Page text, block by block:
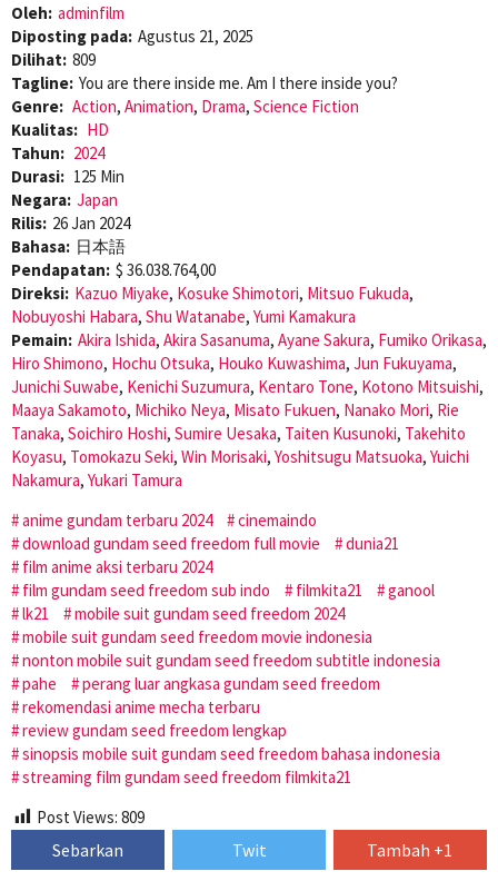
Oleh: adminfilm
Diposting pada: Agustus 21, 2025
Dilihat: 809
Tagline: You are there inside me. Am I there inside you?
Genre: Action, Animation, Drama, Science Fiction
Kualitas: HD
Tahun: 2024
Durasi: 125 Min
Negara: Japan
Rilis: 26 Jan 2024
Bahasa: 日本語
Pendapatan: $ 36.038.764,00
Direksi: Kazuo Miyake, Kosuke Shimotori, Mitsuo Fukuda,
Nobuyoshi Habara, Shu Watanabe, Yumi Kamakura
Pemain: Akira Ishida, Akira Sasanuma, Ayane Sakura, Fumiko Orikasa,
Hiro Shimono, Hochu Otsuka, Houko Kuwashima, Jun Fukuyama,
Junichi Suwabe, Kenichi Suzumura, Kentaro Tone, Kotono Mitsuishi,
Maaya Sakamoto, Michiko Neya, Misato Fukuen, Nanako Mori, Rie
Tanaka, Soichiro Hoshi, Sumire Uesaka, Taiten Kusunoki, Takehito
Koyasu, Tomokazu Seki, Win Morisaki, Yoshitsugu Matsuoka, Yuichi
Nakamura, Yukari Tamura
anime gundam terbaru 2024
cinemaindo
download gundam seed freedom full movie
dunia21
film anime aksi terbaru 2024
film gundam seed freedom sub indo
filmkita21
ganool
lk21
mobile suit gundam seed freedom 2024
mobile suit gundam seed freedom movie indonesia
nonton mobile suit gundam seed freedom subtitle indonesia
pahe
perang luar angkasa gundam seed freedom
rekomendasi anime mecha terbaru
review gundam seed freedom lengkap
sinopsis mobile suit gundam seed freedom bahasa indonesia
streaming film gundam seed freedom filmkita21
Post Views: 809
Sebarkan Twit
Tambah +1